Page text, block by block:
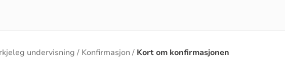
undervisning Konfirmasjon Kort om konfirmasjonen